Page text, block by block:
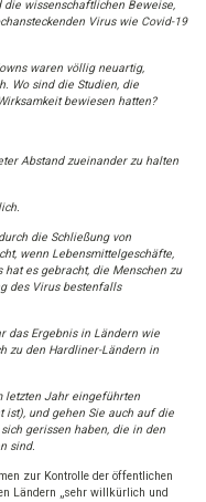
die wissenschaftlichen Beweise,
Virus wie Covid-19
waren völlig neuartig,
Wo sind die Studien, die
bewiesen hatten?
Abstand zueinander zu halten
die Schließung von
wenn Lebensmittelgeschäfte,
es gebracht, die Menschen zu
des Virus bestenfalls
das Ergebnis in Ländern wie
zu den Hardliner-Ländern in
letzten Jahr eingeführten
ist), und gehen Sie auch auf die
gerissen haben, die in den
sind.
zur Kontrolle der öffentlichen
Ländern „sehr willkürlich und